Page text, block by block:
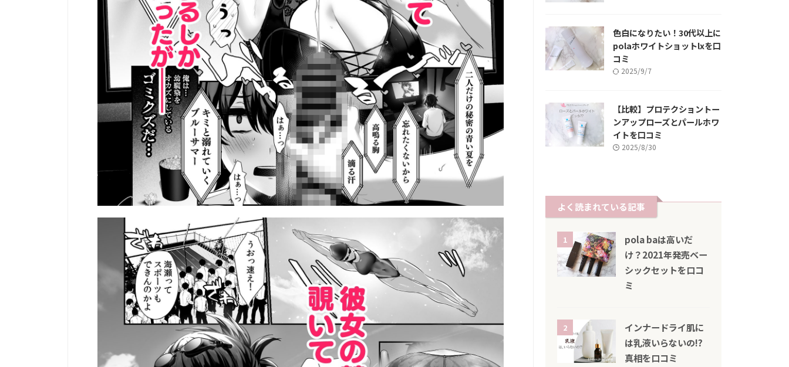
色白になりたい！30代以上に
polaホワイトショットlxを口
コミ
2025/9/7
【比較】プロテクショントー
ンアップローズとパールホワ
イトを口コミ
2025/8/30
よく読まれている記事
1
pola baは高いだ
け？2021年発売ベー
シックセットを口コ
ミ
2
インナードライ肌に
は乳液いらないの!?
真相を口コミ